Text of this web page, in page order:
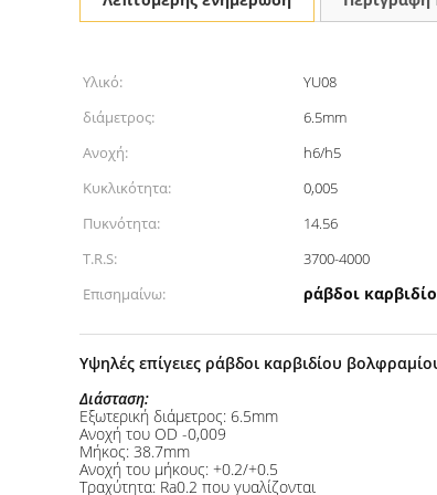
Υλικό: YU08
διάμετρος:
6.5mm
Ανοχή:
h6/h5
Κυκλικότητα:
0,005
Πυκνότητα:
14.56
T.R.S:
3700-4000
Επισημαίνω:
ράβδοι
Υψηλές επίγειες ράβδοι καρβιδίου
Διάσταση:
Εξωτερική διάμετρος: 6.5mm
Ανοχή του OD -0,009
Μήκος: 38.7mm
Ανοχή του μήκους: +0.2/+0.5
Τραχύτητα: Ra0.2 που γυαλίζονται